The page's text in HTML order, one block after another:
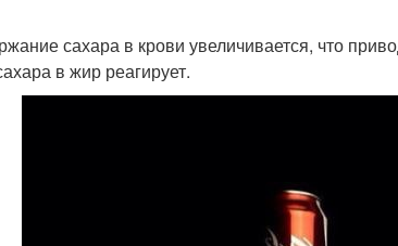
сахара в крови увеличивается, что
в жир реагирует.